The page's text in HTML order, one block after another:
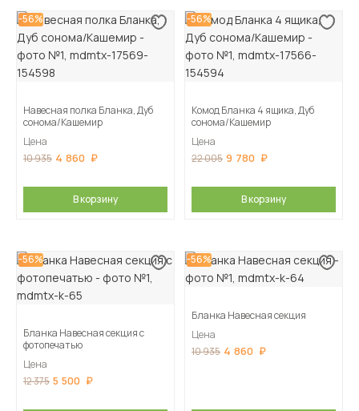
-56%
Навесная полка Бланка, Дуб
сонома/Кашемир
Цена
10 935 4 860
В корзину
-56%
Комод Бланка 4 ящика, Дуб
сонома/Кашемир
Цена
22 005 9 780
В корзину
-56%
Бланка Навесная секция с
фотопечатью
Цена
12 375 5 500
-56%
Бланка Навесная секция
Цена
10 935 4 860